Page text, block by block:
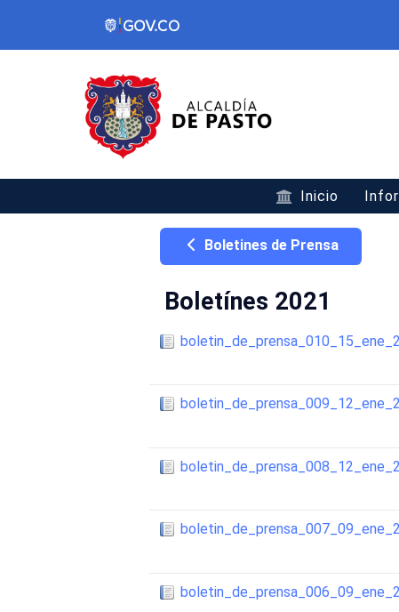
Inicio
Boletines de Prensa
Boletínes 2021